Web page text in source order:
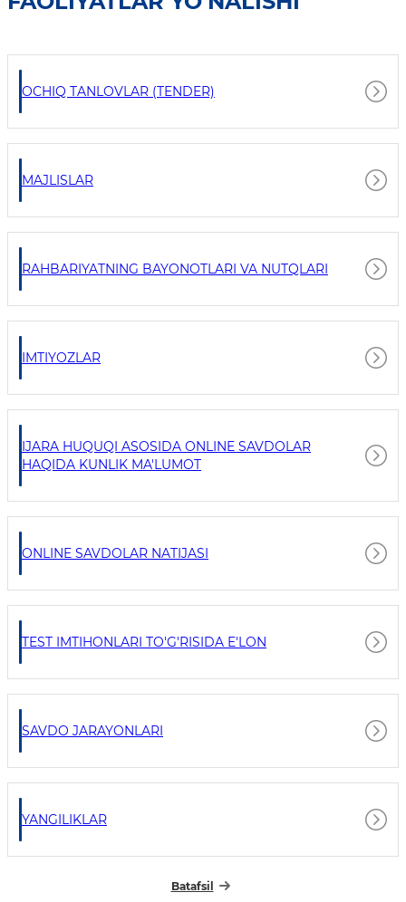
OCHIQ TANLOVLAR (TENDER)
MAJLISLAR
RAHBARIYATNING BAYONOTLARI VA NUTQLARI
IMTIYOZLAR
IJARA HUQUQI ASOSIDA ONLINE SAVDOLAR
HAQIDA KUNLIK MA'LUMOT
ONLINE SAVDOLAR NATIJASI
TEST IMTIHONLARI TO'G'RISIDA E'LON
SAVDO JARAYONLARI
YANGILIKLAR
Batafsil